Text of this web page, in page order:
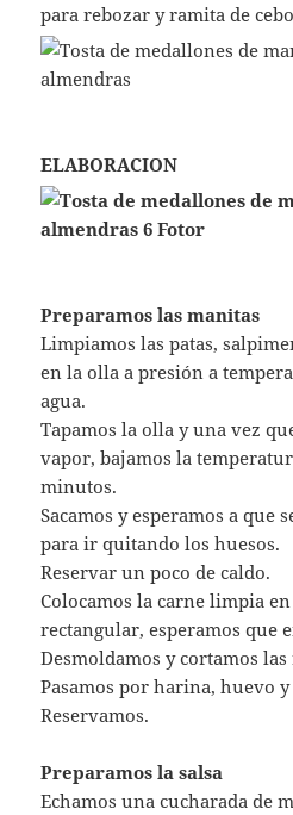
para rebozar y ramita de
ELABORACION
Preparamos las manitas
Limpiamos las patas,
en la olla a presión a
agua.
Tapamos la olla y una vez
vapor, bajamos la
minutos.
Sacamos y esperamos a que
para ir quitando los huesos.
Reservar un poco de caldo.
Colocamos la carne limpia
rectangular, esperamos que
Desmoldamos y cortamos las
Pasamos por harina, huevo
Reservamos.
Preparamos la salsa
Echamos una cucharada de